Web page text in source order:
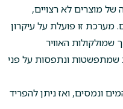
של מוצרים לא רצויים,
מערכת זו פועלת על עיקרון
האוויר
שמתפשטות ונתפסות על פני
ונמסים, ואז ניתן להפריד